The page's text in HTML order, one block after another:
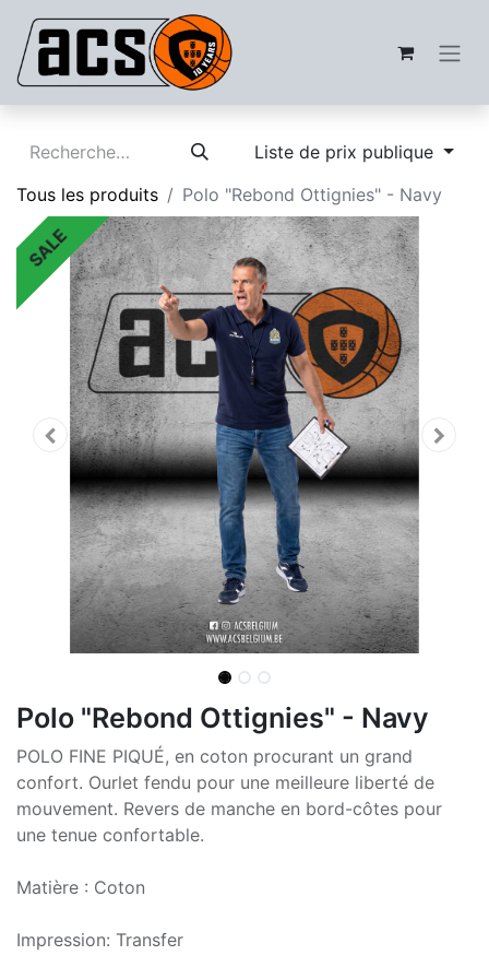
Liste de prix publique
Tous les produits
Polo "Rebond Ottignies" - Navy
SALE
Polo "Rebond Ottignies" - Navy
POLO FINE PIQUÉ, en coton procurant un grand
confort. Ourlet fendu pour une meilleure liberté de
mouvement. Revers de manche en bord-côtes pour
une tenue confortable.
Matière : Coton
Impression: Transfer